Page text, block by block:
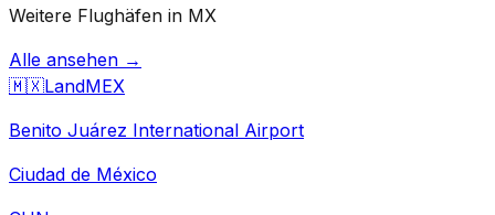
Weitere Flughäfen in MX
Alle ansehen →
🇲🇽LandMEX
Benito Juárez International Airport
Ciudad de México